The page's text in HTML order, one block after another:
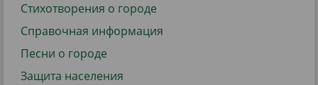
Стихотворения о городе
Справочная информация
Песни о городе
Защита населения